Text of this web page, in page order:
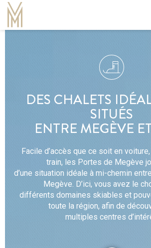
DES CHALETS
SITUÉS
ENTRE MEGÈVE
Facile d’accès que ce soit en
train, les Portes de Megève
d’une situation idéale à mi-chemin
Megève. D’ici, vous avez le
différents domaines skiables et
toute la région, afin de
multiples centres